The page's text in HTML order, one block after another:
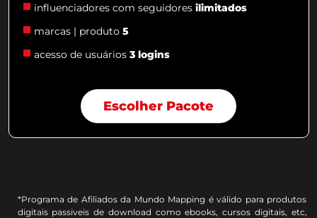
influenciadores com seguidores ilimitados
marcas | produto 5
acesso de usuários 3 logins
Escolher Pacote
*Programa de Afiliados da Mundo Mapping é válido para produtos
digitais passiveis de download como ebooks, cursos digitais, etc,